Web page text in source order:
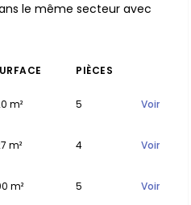
le même secteur avec
PIÈCES
m² 5 Voir
m² 4 Voir
m² 5 Voir